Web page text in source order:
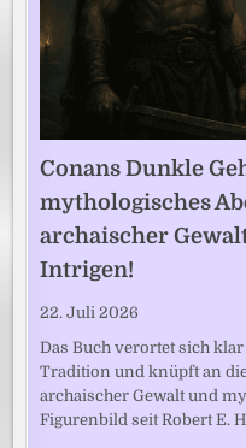
Conans Dunkle
mythologisches
archaischer
Intrigen!
22. Juli 2026
Das Buch verortet sich
Tradition und knüpft an
archaischer Gewalt und
Figurenbild seit Robert E.